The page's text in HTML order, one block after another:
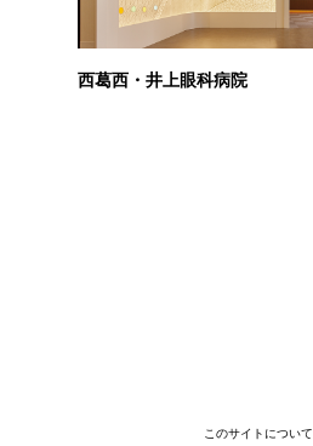
西葛西・井上眼科病院
このサイトについて